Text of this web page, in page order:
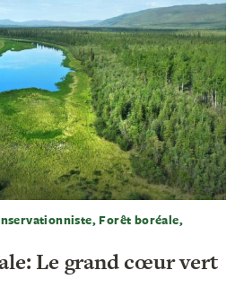
Forêt boréale,
Le grand cœur vert